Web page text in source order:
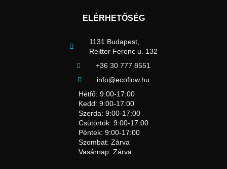
ELÉRHETŐSÉG
1131 Budapest,
Reitter Ferenc u. 132
+36 30 777 8551
info@ecoflow.hu
Hétfő: 9:00-17:00
Kedd: 9:00-17:00
Szerda: 9:00-17:00
Csütörtök: 9:00-17:00
Péntek: 9:00-17:00
Szombat: Zárva
Vasárnap: Zárva